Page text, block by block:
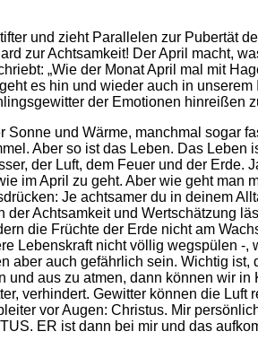
und zieht Parallelen zur Pubertät
zur Achtsamkeit! Der April macht,
„Wie der Monat April mal mit
es hin und wieder auch in unserem
der Emotionen hinreißen
und Wärme, manchmal sogar
Aber so ist das Leben. Das Leben
der Luft, dem Feuer und der Erde.
im April zu geht. Aber wie geht man
Je achtsamer du in deinem
Achtsamkeit und Wertschätzung
die Früchte der Erde nicht am
Lebenskraft nicht völlig wegspülen -,
aber auch gefährlich sein. Wichtig
aus zu atmen, dann können wir
verhindert. Gewitter können die Luft
vor Augen: Christus. Mir
ER ist dann bei mir und das